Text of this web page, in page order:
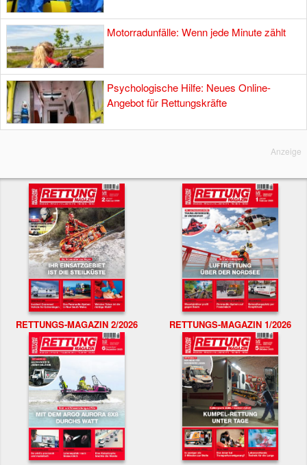
Motorradunfälle: Wenn jede Minute zählt
Psychologische Hilfe: Neues Online-
Angebot für Rettungskräfte
Anzeige
RETTUNGS-MAGAZIN 2/2026 RETTUNGS-MAGAZIN 1/2026